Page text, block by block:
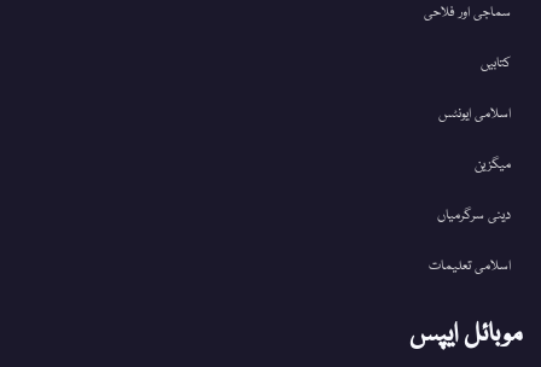
سماجی اور فلاحی
کتابیں
اسلامی ایونٹس
میگزین
دینی سرگرمیاں
اسلامی تعلیمات
موبائل ایپس